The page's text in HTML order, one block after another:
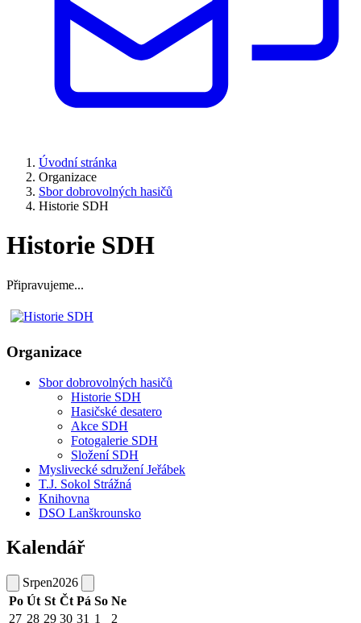
Úvodní stránka
Organizace
Sbor dobrovolných hasičů
Historie SDH
Historie SDH
Připravujeme...
Organizace
Sbor dobrovolných hasičů
Historie SDH
Hasičské desatero
Akce SDH
Fotogalerie SDH
Složení SDH
Myslivecké sdružení Jeřábek
T.J. Sokol Strážná
Knihovna
DSO Lanškrounsko
Kalendář
Srpen2026
Po Út St Čt Pá So Ne
27 28 29 30 31 1
2